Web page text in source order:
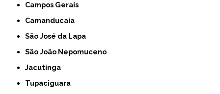
Campos Gerais
Camanducaia
São José da Lapa
São João Nepomuceno
Jacutinga
Tupaciguara